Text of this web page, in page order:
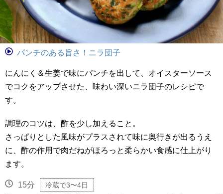
パンチのある旨さ！ニラ団子
にんにく＆生姜で味にパンチを出して、オイスターソース
でコクをアップさせた、味わい深いニラ団子のレシピで
す。
調理のコツは、酢を少し加えること。
さっぱりとした風味がプラスされて味に奥行きが出るうえ
に、酢の作用で肉だねがほろっと柔らかい食感に仕上がり
ます。
15分 冷蔵で3〜4日